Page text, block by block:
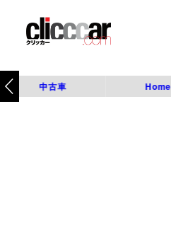
中古車 Home